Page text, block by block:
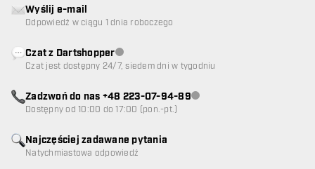
Najczęściej zadawane pytania
Natychmiastowa odpowiedź
Wyślij e-mail
Odpowiedź w ciągu 1 dnia roboczego
Czat z DartshopperObsługa klienta niedostępna
Czat jest dostępny 24/7, siedem dni w tygodniu
Zadzwoń do nas +48 223-07-94-89Obsługa klienta niedostępna
Dostępny od 10:00 do 17:00 (pon.-pt.)